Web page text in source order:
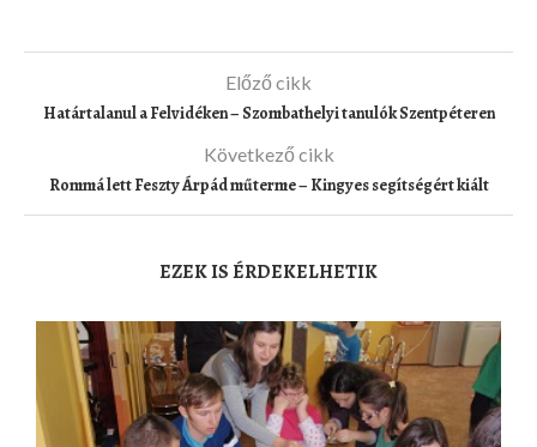
Előző cikk
Határtalanul a Felvidéken – Szombathelyi tanulók Szentpéteren
Következő cikk
Rommá lett Feszty Árpád műterme – Kingyes segítségért kiált
EZEK IS ÉRDEKELHETIK